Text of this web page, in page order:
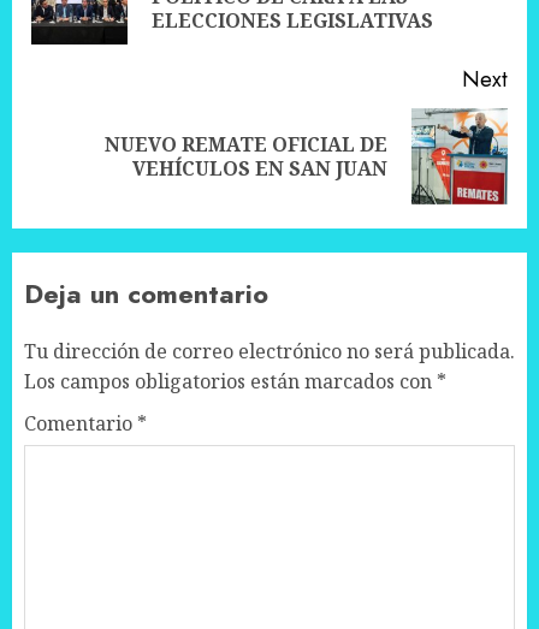
ELECCIONES LEGISLATIVAS
Next
NUEVO REMATE OFICIAL DE
VEHÍCULOS EN SAN JUAN
Deja un comentario
Tu dirección de correo electrónico no será publicada.
Los campos obligatorios están marcados con *
Comentario *